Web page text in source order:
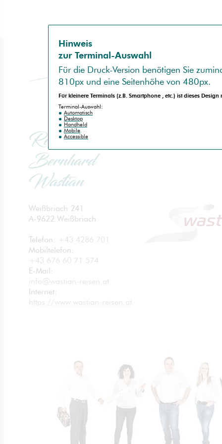
Reisebüro
Bernhard
Wastian
Weißbriach 241
A-9622 Weißbriach
Telefon: +43 4286 701
Mobiltelefon:
+43 676 60 71 574
E-Mail:
info
no
@
spam
wastian-reisen.at
Internet:
https://www.wastian-reisen.at
Hinweis
zur Terminal-Auswahl
Für die Druck-Version benötigen Sie
810px und eine Seitenhöhe von 480px.
Für kleinere Terminals (z.B. Smartphone , etc.) ist dieses
Terminal-Auswahl:
Automatisch
Desktop
Handheld
Mobile
Accessible